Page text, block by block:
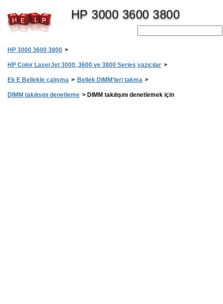
HP 3000 3600 3800
HP 3000 3600 3800 >
HP Color LaserJet 3000, 3600 ve 3800 Series yazıcılar >
Ek E Bellekle çalışma > Bellek DIMM’leri takma >
DIMM takılışını denetleme > DIMM takılışını denetlemek için